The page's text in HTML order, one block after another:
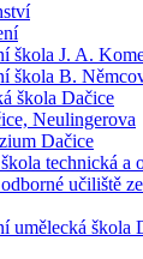
škola J. A.
škola B.
škola Dačice
Neulingerova
Dačice
technická a
učiliště
umělecká škola